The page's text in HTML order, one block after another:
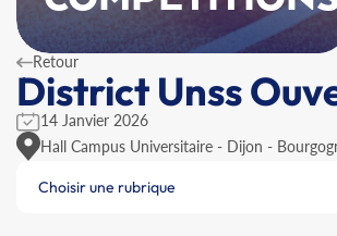
Retour
District Unss
14 Janvier 2026
Hall Campus Universitaire - Dijon -
Choisir une rubrique